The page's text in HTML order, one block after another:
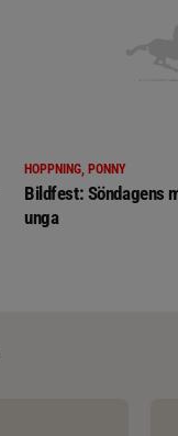
HOPPNING, PONNY
Bildfest: Söndagens
unga